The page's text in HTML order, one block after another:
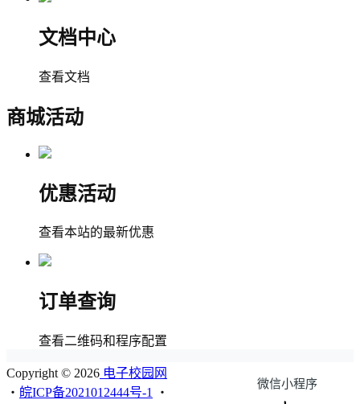
文档中心
查看文档
商城活动
优惠活动
查看本站的最新优惠
订单查询
查看二维码和程序配置
微信小程序
Copyright © 2026 电子校园网
・ 皖ICP备2021012444号-1 ・